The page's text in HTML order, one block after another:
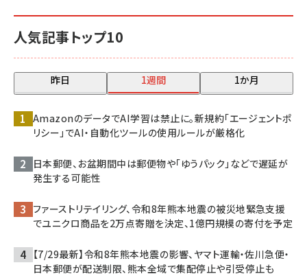
人気記事トップ10
昨日 1週間 1か月
AmazonのデータでAI学習は禁止に。新規約「エージェントポ
リシー」でAI・自動化ツールの使用ルールが厳格化
日本郵便、お盆期間中は郵便物や「ゆうパック」などで遅延が
発生する可能性
ファーストリテイリング、令和8年熊本地震の被災地緊急支援
でユニクロ商品を2万点寄贈を決定、1億円規模の寄付を予定
【7/29最新】令和8年熊本地震の影響、ヤマト運輸・佐川急便・
日本郵便が配送制限、熊本全域で集配停止や引受停止も